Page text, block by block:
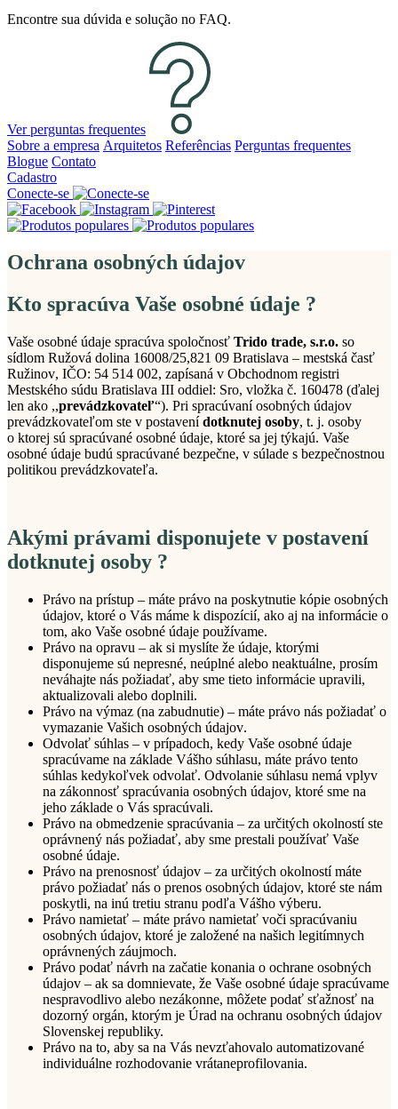
Encontre sua dúvida e solução no FAQ.
Ver perguntas frequentes
Sobre a empresa Arquitetos Referências Perguntas frequentes
Blogue Contato
Cadastro
Conecte-se
Ochrana osobných údajov
Kto spracúva Vaše osobné údaje ?
Vaše osobné údaje spracúva spoločnosť Trido trade, s.r.o. so
sídlom Ružová dolina 16008/25,821 09 Bratislava – mestská časť
Ružinov, IČO: 54 514 002, zapísaná v Obchodnom registri
Mestského súdu Bratislava III oddiel: Sro, vložka č. 160478 (ďalej
len ako ,,prevádzkovateľ“). Pri spracúvaní osobných údajov
prevádzkovateľom ste v postavenídotknutej osoby, t. j. osoby
o ktorej sú spracúvané osobné údaje, ktoré sa jej týkajú. Vaše
osobné údaje budú spracúvané bezpečne, v súlade s bezpečnostnou
politikou prevádzkovateľa.
Akými právami disponujete v postavení
dotknutej osoby ?
Právo na prístup – máte právo na poskytnutie kópie osobných
údajov, ktoré o Vás máme k dispozícií, ako aj na informácie o
tom, ako Vaše osobné údaje používame.
Právo na opravu – ak si myslíte že údaje, ktorými
disponujeme sú nepresné, neúplné alebo neaktuálne, prosím
neváhajte nás požiadať, aby sme tieto informácie upravili,
aktualizovali alebo doplnili.
Právo na výmaz (na zabudnutie) – máte právo nás požiadať o
vymazanie Vašich osobných údajov.
Odvolať súhlas – v prípadoch, kedy Vaše osobné údaje
spracúvame na základe Vášho súhlasu, máte právo tento
súhlas kedykoľvek odvolať. Odvolanie súhlasu nemá vplyv
na zákonnosť spracúvania osobných údajov, ktoré sme na
jeho základe o Vás spracúvali.
Právo na obmedzenie spracúvania – za určitých okolností ste
oprávnený nás požiadať, aby sme prestali používať Vaše
osobné údaje.
Právo na prenosnosť údajov – za určitých okolností máte
právo požiadať nás o prenos osobných údajov, ktoré ste nám
poskytli, na inú tretiu stranu podľa Vášho výberu.
Právo namietať – máte právo namietať voči spracúvaniu
osobných údajov, ktoré je založené na našich legitímnych
oprávnených záujmoch.
Právo podať návrh na začatie konania o ochrane osobných
údajov – ak sa domnievate, že Vaše osobné údaje spracúvame
nespravodlivo alebo nezákonne, môžete podať sťažnosť na
dozorný orgán, ktorým je Úrad na ochranu osobných údajov
Slovenskej republiky.
Právo na to, aby sa na Vás nevzťahovalo automatizované
individuálne rozhodovanie vrátaneprofilovania.